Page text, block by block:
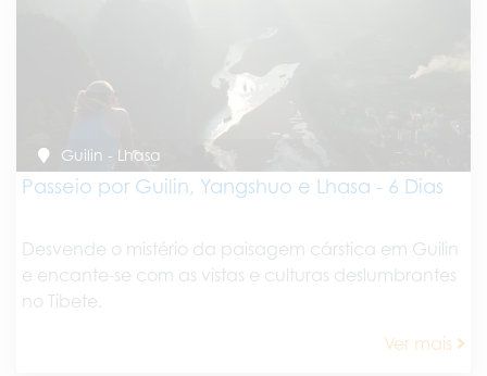
Guilin - Lhasa
Passeio por Guilin, Yangshuo e Lhasa - 6 Dias
Desvende o mistério da paisagem cárstica em Guilin
e encante-se com as vistas e culturas deslumbrantes
no Tibete.
Ver mais